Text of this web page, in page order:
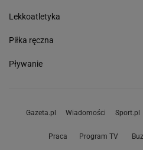
Lekkoatletyka
Piłka ręczna
Pływanie
Gazeta.pl Wiadomości Sport.pl
Praca Program TV